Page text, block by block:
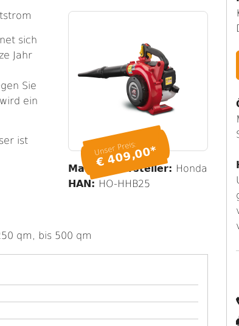
Unser Preis:
€ 409,00*
Marke / Hersteller: Honda
HAN: HO-HHB25
sich
Jahr
Sie
ein
ist
qm, bis 500 qm